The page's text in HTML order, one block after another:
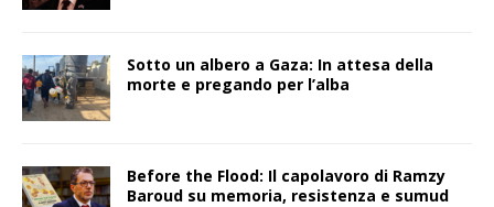
Sotto un albero a Gaza: In attesa della
morte e pregando per l’alba
Before the Flood: Il capolavoro di Ramzy
Baroud su memoria, resistenza e sumud